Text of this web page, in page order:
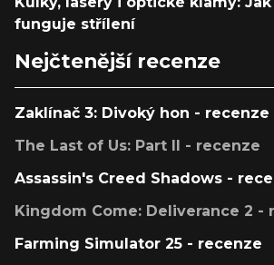
funguje střílení
Nejčtenější recenze
Zaklínač 3: Divoký hon - recenze
The Last of Us: Part II - recenze
Assassin's Creed Shadows -
Kingdom Come: Deliverance 2 -
Farming Simulator 25 - recenze